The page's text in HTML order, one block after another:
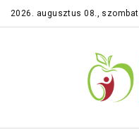
2026. augusztus 08., szombat